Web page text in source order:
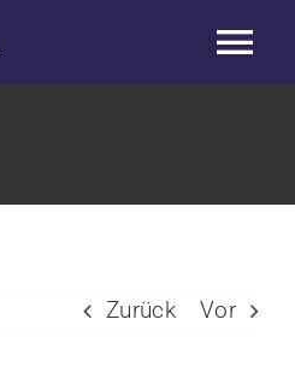
Studio
Zurück Vor